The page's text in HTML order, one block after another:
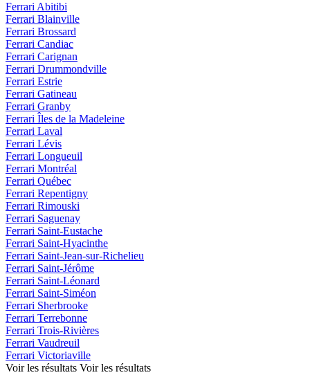
Ferrari Abitibi
Ferrari Blainville
Ferrari Brossard
Ferrari Candiac
Ferrari Carignan
Ferrari Drummondville
Ferrari Estrie
Ferrari Gatineau
Ferrari Granby
Ferrari Îles de la Madeleine
Ferrari Laval
Ferrari Lévis
Ferrari Longueuil
Ferrari Montréal
Ferrari Québec
Ferrari Repentigny
Ferrari Rimouski
Ferrari Saguenay
Ferrari Saint-Eustache
Ferrari Saint-Hyacinthe
Ferrari Saint-Jean-sur-Richelieu
Ferrari Saint-Jérôme
Ferrari Saint-Léonard
Ferrari Saint-Siméon
Ferrari Sherbrooke
Ferrari Terrebonne
Ferrari Trois-Rivières
Ferrari Vaudreuil
Ferrari Victoriaville
Voir les résultats Voir les résultats